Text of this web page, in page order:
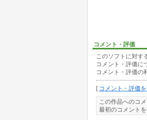
コメント・評価
このソフトに対す
コメント・評価に
コメント・評価の
[ コメント・評価
この作品へのコ
最初のコメント